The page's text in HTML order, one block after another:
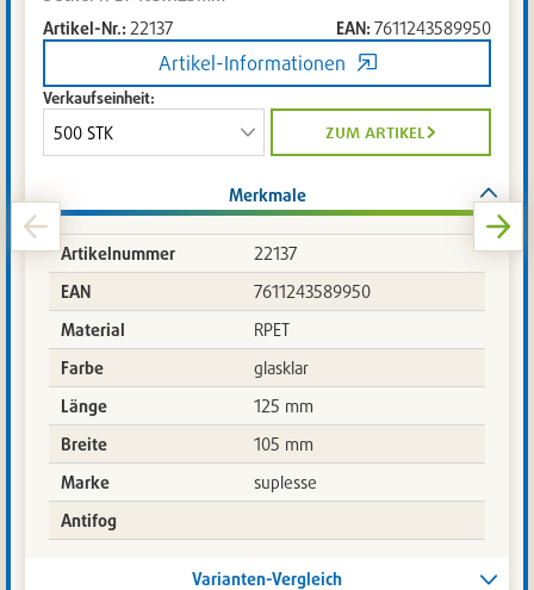
Artikel-Nr.: 22137 EAN:7611243589950
Artikel-Informationen
Verkaufseinheit:
zum artikel
Merkmale
Artikelnummer
22137
EAN
7611243589950
Material
RPET
Farbe
glasklar
Länge
125 mm
Breite
105 mm
Marke
suplesse
Antifog
Varianten-Vergleich